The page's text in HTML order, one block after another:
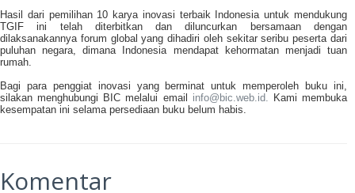
Hasil dari pemilihan 10 karya inovasi terbaik Indonesia untuk mendukung
TGIF ini telah diterbitkan dan diluncurkan bersamaan dengan
dilaksanakannya forum global yang dihadiri oleh sekitar seribu peserta dari
puluhan negara, dimana Indonesia mendapat kehormatan menjadi tuan
rumah.
Bagi para penggiat inovasi yang berminat untuk memperoleh buku ini,
silakan menghubungi BIC melalui email info@bic.web.id. Kami membuka
kesempatan ini selama persediaan buku belum habis.
Komentar